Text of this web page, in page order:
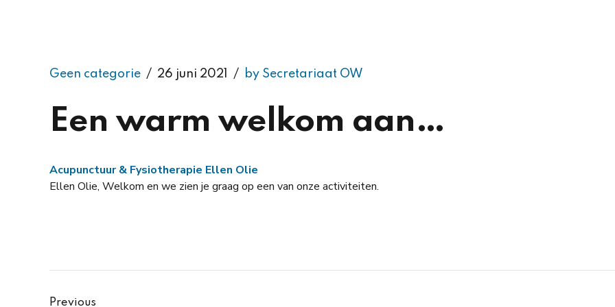
Geen categorie 26 juni 2021 by Secretariaat OW
Een warm welkom aan…
Acupunctuur & Fysiotherapie Ellen Olie
Ellen Olie, Welkom en we zien je graag op een van onze activiteiten.
Previous